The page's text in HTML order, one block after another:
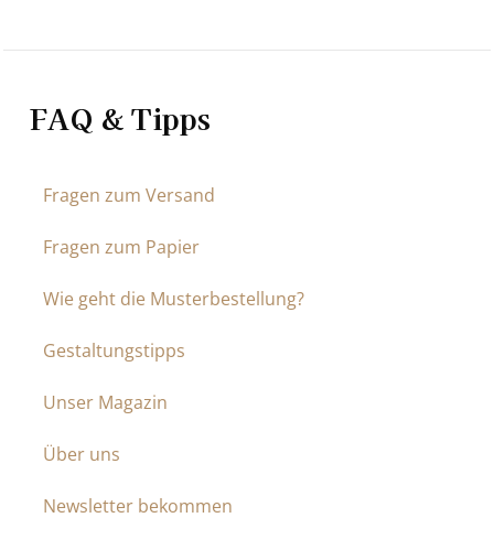
FAQ & Tipps
Fragen zum Versand
Fragen zum Papier
Wie geht die Musterbestellung?
Gestaltungstipps
Unser Magazin
Über uns
Newsletter bekommen